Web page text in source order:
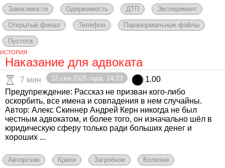
Зависимости Одержимость ДТП Эксперимент
Открытый финал Телефон Паранормальные файлы
Пустота
ИСТОРИЯ
Наказание для адвоката
7 мин 12 сен 2025 года, 14:23
1.00
Предупреждение: Рассказ не призван кого-либо
оскорбить, все имена и совпадения в нем случайны.
Автор: Алекс Скиннер Андрей Керн никогда не был
честным адвокатом, и более того, он изначально шёл в
юридическую сферу только ради больших денег и
хороших ...
Авторские Крипи Загробное Болезни